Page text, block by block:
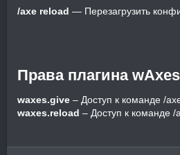
/axe reload — Перезагрузить
Права плагина
waxes.give – Доступ к команде /
waxes.reload – Доступ к команде /